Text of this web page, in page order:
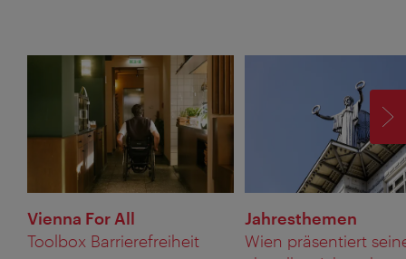
Vienna For All
Toolbox Barrierefreiheit
Jahresthemen
Wien präsentiert